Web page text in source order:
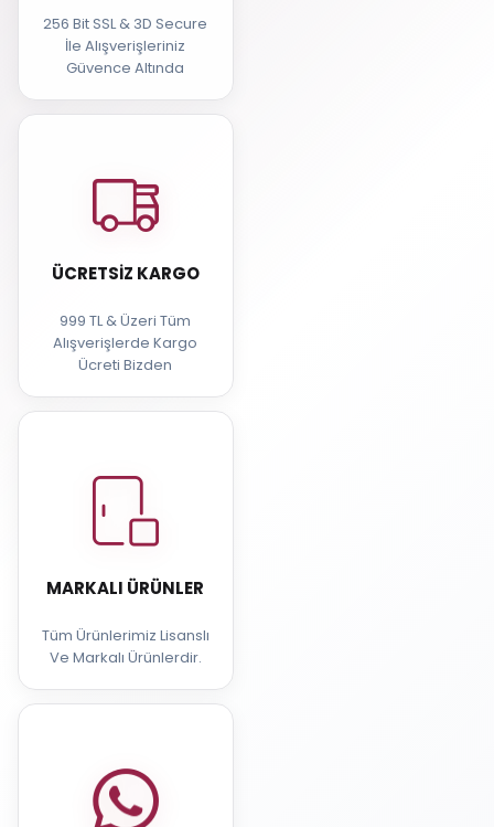
256 Bit SSL & 3D Secure
İle Alışverişleriniz
Güvence Altında
ÜCRETSIZ KARGO
999 TL & Üzeri Tüm
Alışverişlerde Kargo
Ücreti Bizden
MARKALI ÜRÜNLER
Tüm Ürünlerimiz Lisanslı
Ve Markalı Ürünlerdir.